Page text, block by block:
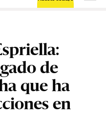
de
que ha
en